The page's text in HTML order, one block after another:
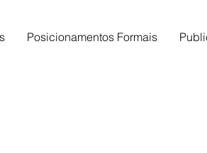
Posicionamentos Formais